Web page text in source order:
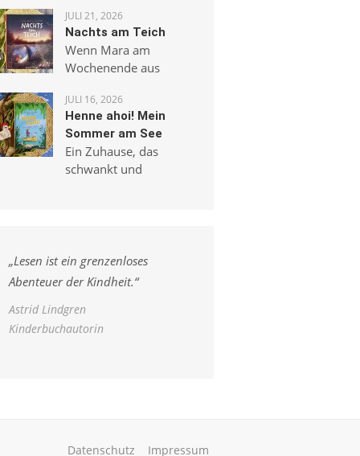
JULI 21, 2026
Nachts am Teich
Wenn Mara am
Wochenende aus
JULI 16, 2026
Henne ahoi! Mein
Sommer am See
Ein Zuhause, das
schwankt und
„Lesen ist ein grenzenloses
Abenteuer der Kindheit.“
Astrid Lindgren
Kinderbuchautorin
Datenschutz Impressum